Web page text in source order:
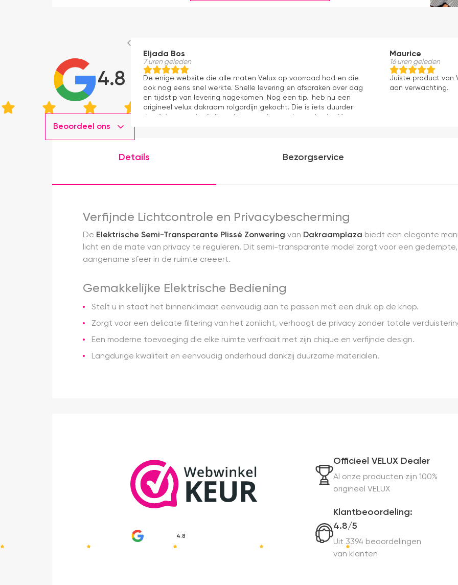
4.8
Beoordeel ons
Eljada Bos
7 uren geleden
De enige website die alle maten Velux op voorraad had en die
ook nog eens snel werkte. Snelle levering en afspraken over dag
en tijdstip van levering nagekomen. Nog een tip.. heb nu een
origineel velux dakraam rolgordijn gekocht. Die is iets duurder
dan "eigen merken" die ook het en der worden verkocht. Maar
Maurice
16 uren geleden
Juiste product van
aan verwachting.
Details Bezorgservice
Verfijnde Lichtcontrole en Privacybescherming
De Elektrische Semi-Transparante Plissé Zonwering van Dakraamplaza biedt een elegante
licht en de mate van privacy te reguleren. Dit semi-transparante model zorgt voor een
aangename sfeer in de ruimte creëert.
Gemakkelijke Elektrische Bediening
Stelt u in staat het binnenklimaat eenvoudig aan te passen met een druk op de knop.
Zorgt voor een delicate filtering van het zonlicht, verhoogt de privacy zonder totale
Een moderne toevoeging die elke ruimte verfraait met zijn chique en verfijnde design.
Langdurige kwaliteit en eenvoudig onderhoud dankzij duurzame materialen.
4.8
Officieel VELUX Dealer
Al onze producten zijn 100%
origineel VELUX
Klantbeoordeling:
4.8/5
Uit 3394 beoordelingen
van klanten